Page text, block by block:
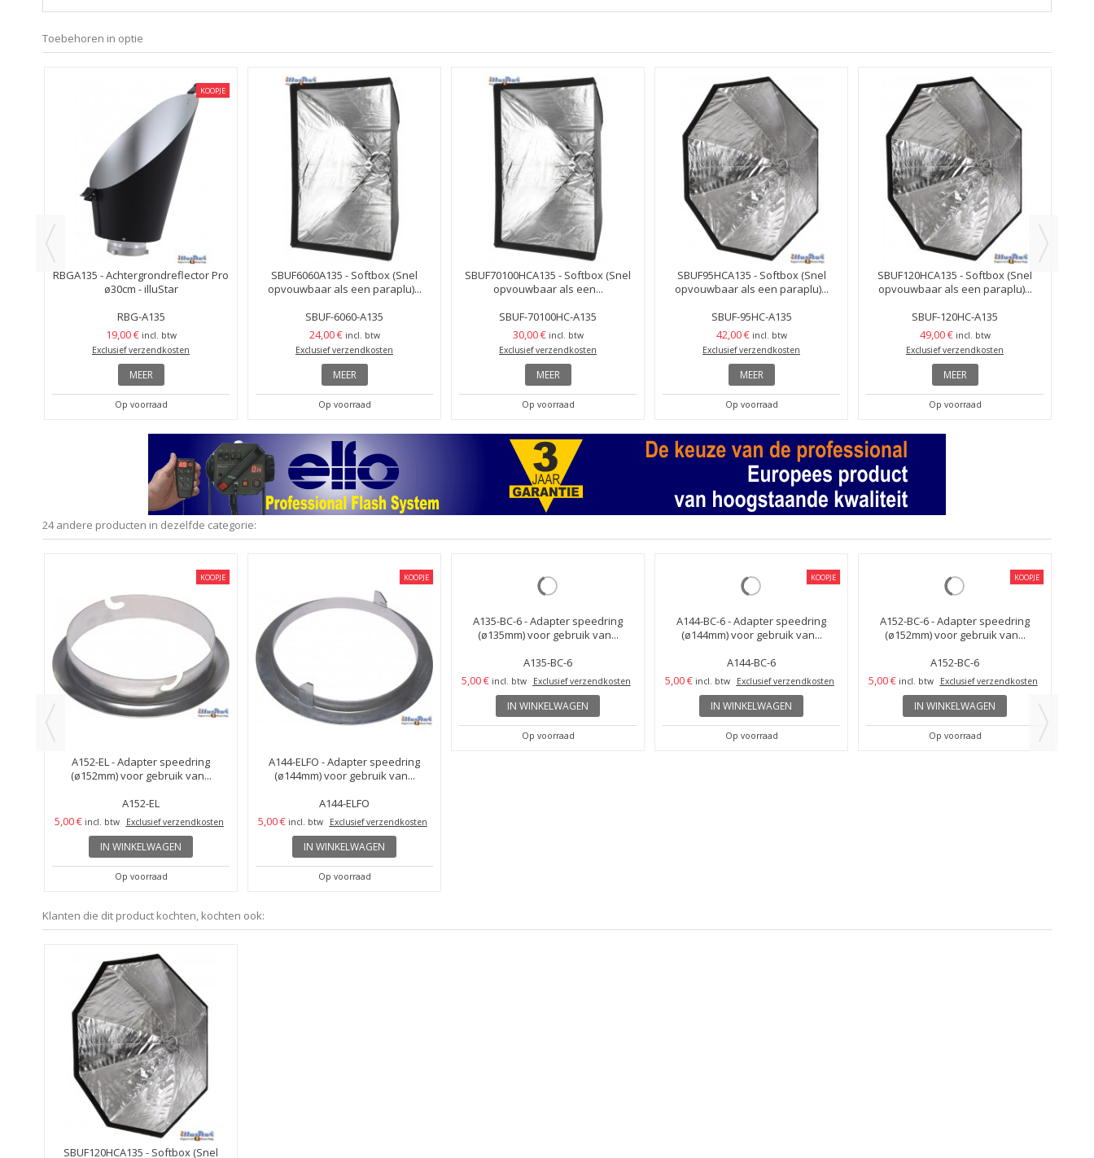
Toebehoren in optie
KOOPJE
RBGA135 - Achtergrondreflector Pro
ø30cm - illuStar
RBG-A135
19,00 € incl. btw
Exclusief verzendkosten
MEER
Op voorraad
SBUF6060A135 - Softbox (Snel
opvouwbaar als een paraplu)...
SBUF-6060-A135
24,00 € incl. btw
Exclusief verzendkosten
MEER
Op voorraad
SBUF70100HCA135 - Softbox (Snel
opvouwbaar als een...
SBUF-70100HC-A135
30,00 € incl. btw
Exclusief verzendkosten
MEER
Op voorraad
SBUF95HCA135 - Softbox (Snel
opvouwbaar als een paraplu)...
SBUF-95HC-A135
42,00 € incl. btw
Exclusief verzendkosten
MEER
Op voorraad
SBUF120HCA135 - Softbox (Snel
opvouwbaar als een paraplu)...
SBUF-120HC-A135
49,00 € incl. btw
Exclusief verzendkosten
MEER
Op voorraad
24 andere producten in dezelfde categorie:
KOOPJE
A152-EL - Adapter speedring
(ø152mm) voor gebruik van...
A152-EL
5,00 € incl. btw Exclusief verzendkosten
IN WINKELWAGEN
Op voorraad
KOOPJE
A144-ELFO - Adapter speedring
(ø144mm) voor gebruik van...
A144-ELFO
5,00 € incl. btw Exclusief verzendkosten
IN WINKELWAGEN
Op voorraad
KOOPJE KOOPJE
Klanten die dit product kochten, kochten ook:
SBUF120HCA135 - Softbox (Snel